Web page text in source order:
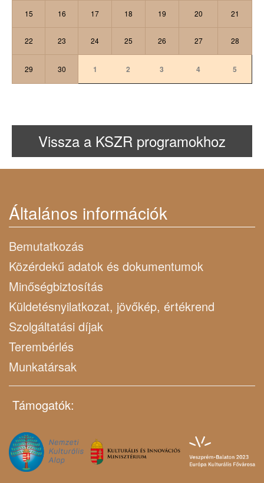
15 16 17 18 19 20 21
22 23 24 25 26 27 28
29 30 1 2 3 4 5
Vissza a KSZR programokhoz
Általános információk
Bemutatkozás
Közérdekű adatok és dokumentumok
Minőségbiztosítás
Küldetésnyilatkozat, jövőkép, értékrend
Szolgáltatási díjak
Terembérlés
Munkatársak
Támogatók: